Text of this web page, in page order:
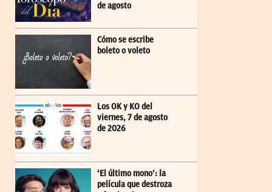
de agosto
Cómo se escribe
boleto o voleto
Los OK y KO del
viernes, 7 de agosto
de 2026
‘El último mono’: la
película que destroza